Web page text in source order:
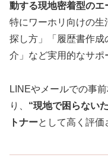
動する現地密着型のエ
特にワーホリ向けの
探し方」「履歴書作成
介」など実用的なサポ
LINEやメールでの事
り、 “現地で困らない
トナーとして高く評価